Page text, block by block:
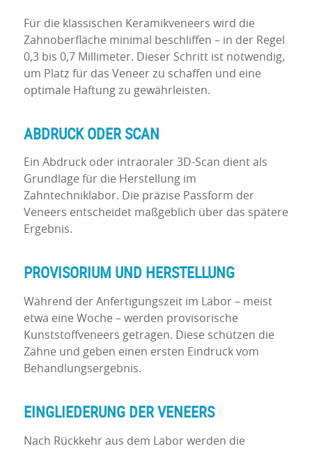
Für die klassischen Keramikveneers wird die
Zahnoberfläche minimal beschliffen – in der Regel
0,3 bis 0,7 Millimeter. Dieser Schritt ist notwendig,
um Platz für das Veneer zu schaffen und eine
optimale Haftung zu gewährleisten.
ABDRUCK ODER SCAN
Ein Abdruck oder intraoraler 3D-Scan dient als
Grundlage für die Herstellung im
Zahntechniklabor. Die präzise Passform der
Veneers entscheidet maßgeblich über das spätere
Ergebnis.
PROVISORIUM UND HERSTELLUNG
Während der Anfertigungszeit im Labor – meist
etwa eine Woche – werden provisorische
Kunststoffveneers getragen. Diese schützen die
Zähne und geben einen ersten Eindruck vom
Behandlungsergebnis.
EINGLIEDERUNG DERVENEERS
Nach Rückkehr aus dem Labor werden die